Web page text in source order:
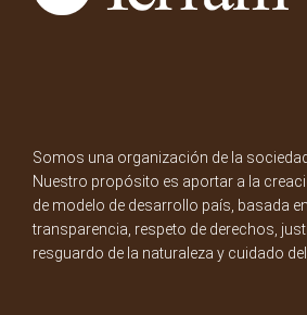
Somos una organización de la
Nuestro propósito es aportar a la
de modelo de desarrollo país, basada
transparencia, respeto de derechos,
resguardo de la naturaleza y cuidado